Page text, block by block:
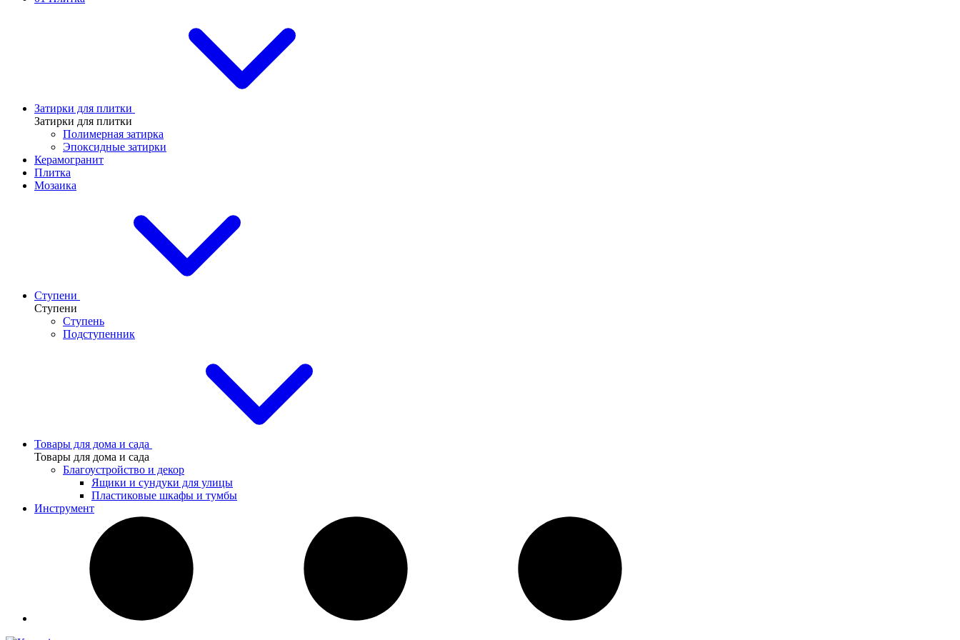
Затирки для плитки
Затирки для плитки
Полимерная затирка
Эпоксидные затирки
Керамогранит
Плитка
Мозаика
Ступени
Ступени
Ступень
Подступенник
Товары для дома и сада
Товары для дома и сада
Благоустройство и декор
Ящики и сундуки для улицы
Пластиковые шкафы и тумбы
Инструмент